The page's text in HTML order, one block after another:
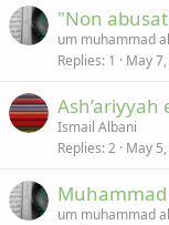
"Non
um muhammad
Replies 1 May
Ismail Albani
Replies 2 May
Muhammad
um muhammad